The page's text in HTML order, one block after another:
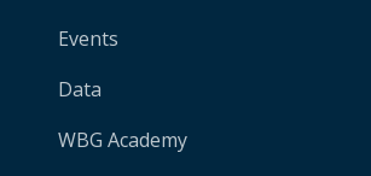
Events
Data
WBG Academy